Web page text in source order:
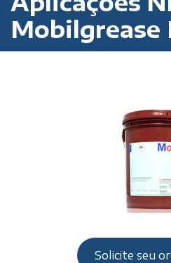
Mobilgrease
Solicite seu